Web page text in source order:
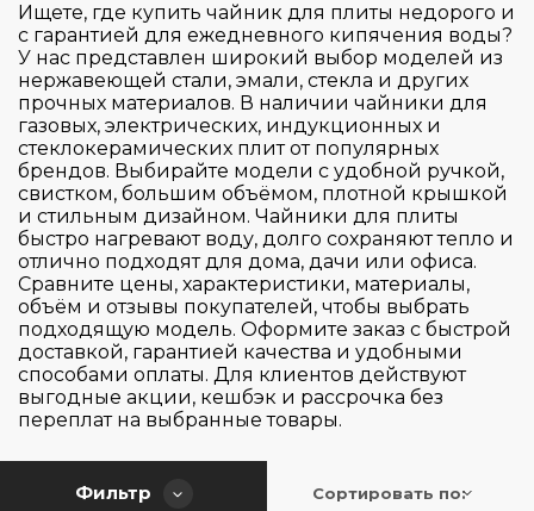
Ищете, где купить чайник для плиты недорого и
с гарантией для ежедневного кипячения воды?
У нас представлен широкий выбор моделей из
нержавеющей стали, эмали, стекла и других
прочных материалов. В наличии чайники для
газовых, электрических, индукционных и
стеклокерамических плит от популярных
брендов. Выбирайте модели с удобной ручкой,
свистком, большим объёмом, плотной крышкой
и стильным дизайном. Чайники для плиты
быстро нагревают воду, долго сохраняют тепло и
отлично подходят для дома, дачи или офиса.
Сравните цены, характеристики, материалы,
объём и отзывы покупателей, чтобы выбрать
подходящую модель. Оформите заказ с быстрой
доставкой, гарантией качества и удобными
способами оплаты. Для клиентов действуют
выгодные акции, кешбэк и рассрочка без
переплат на выбранные товары.
Фильтр
Bugatti
Smeg
Италия
Китай
Цвет
Серия
VIA ROMA
Высота (см)
20
27.7
Ширина (см)
20
24.3
Глубина (см)
15.2
20.5
Применить Сбросить
Сортировать по: